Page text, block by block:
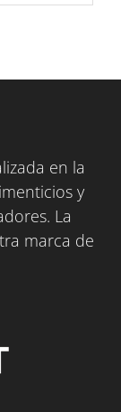
en la
y
La
marca de